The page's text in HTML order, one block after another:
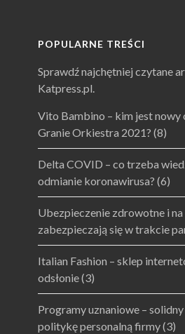
POPULARNE TREŚCI
Sprawdź najchętniej czytane
Katpress.pl.
Vito Bambino – kim jest nowy
Granie Orkiestra 2021? (8)
Delta COVID – co trzeba
odmianie koronawirusa? (6)
Ubezpieczenie zdrowotne i
zabezpieczają się w trakcie
Italian Fashion – sklep
odsłonie(3)
Programy uznaniowe –
politykę personalną firmy(3)